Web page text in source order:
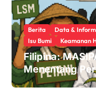
Berita Data &
Isu Bumi
Keamanan
Filipina:
Menentang
Beras